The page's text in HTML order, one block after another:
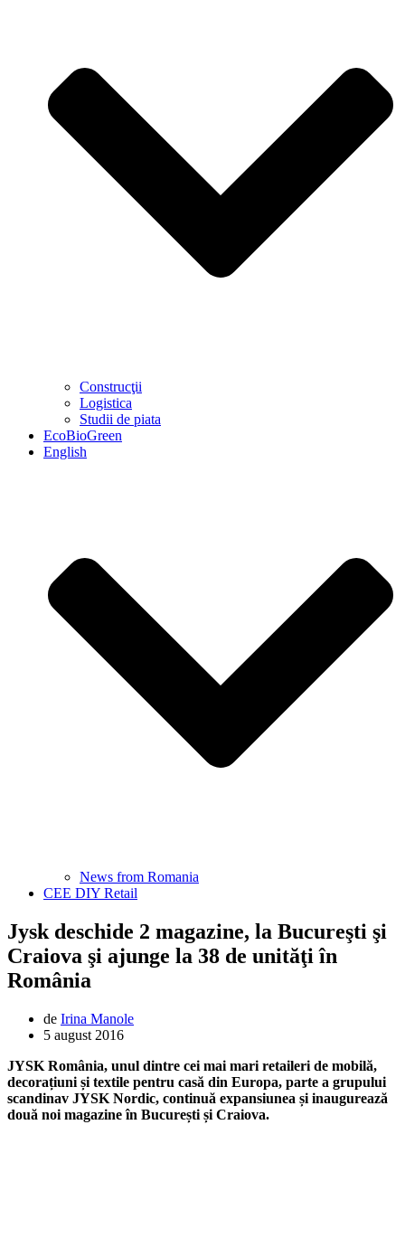
Construcţii
Logistica
Studii de piata
EcoBioGreen
English
News from Romania
CEE DIY Retail
Jysk deschide 2 magazine, la Bucureşti şi
Craiova şi ajunge la 38 de unităţi în
România
de Irina Manole
5 august 2016
JYSK România, unul dintre cei mai mari retaileri de mobilă,
decorațiuni și textile pentru casă din Europa, parte a grupului
scandinav JYSK Nordic, continuă expansiunea și inaugurează
două noi magazine în București și Craiova.